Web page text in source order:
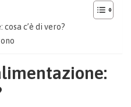
c’è di vero?